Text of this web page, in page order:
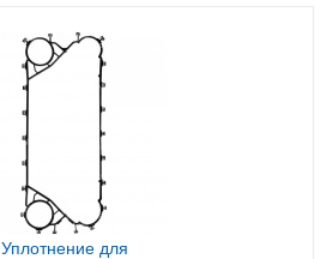
Уплотнение для